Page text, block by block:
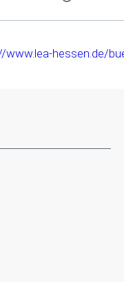
www.lea-hessen.de/